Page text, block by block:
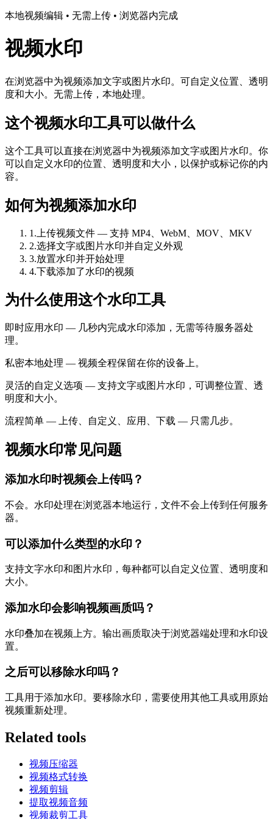
本地视频编辑 • 无需上传 • 浏览器内完成
视频水印
在浏览器中为视频添加文字或图片水印。可自定义位置、透明
度和大小。无需上传，本地处理。
这个视频水印工具可以做什么
这个工具可以直接在浏览器中为视频添加文字或图片水印。你
可以自定义水印的位置、透明度和大小，以保护或标记你的内
容。
如何为视频添加水印
1 . 上传视频文件 — 支持 MP4、WebM、MOV、MKV
2.选择文字或图片水印并自定义外观
3.放置水印并开始处理
4.下载添加了水印的视频
为什么使用这个水印工具
即时应用水印 — 几秒内完成水印添加，无需等待服务器处
理。
私密本地处理 — 视频全程保留在你的设备上。
灵活的自定义选项 — 支持文字或图片水印，可调整位置、透
明度和大小。
流程简单 — 上传、自定义、应用、下载 — 只需几步。
视频水印常见问题
添加水印时视频会上传吗？
不会。水印处理在浏览器本地运行，文件不会上传到任何服务
器。
可以添加什么类型的水印？
支持文字水印和图片水印，每种都可以自定义位置、透明度和
大小。
添加水印会影响视频画质吗？
水印叠加在视频上方。输出画质取决于浏览器端处理和水印设
置。
之后可以移除水印吗？
工具用于添加水印。要移除水印，需要使用其他工具或用原始
视频重新处理。
Related tools
视频压缩器
视频格式转换
视频剪辑
提取视频音频
视频裁剪工具